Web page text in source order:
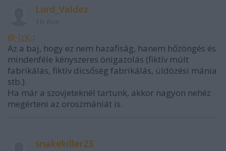
Lord_Valdez
@-JzK-:
Az a baj, hogy ez nem hazafiság, hanem hőzöngés és
mindenféle kényszeres önigazolás (fiktív múlt
fabrikálás, fiktív dicsőség fabrikálás, üldözési mánia
stb.).
Ha már a szovjeteknél tartunk, akkor nagyon nehéz
megérteni az oroszmániát is.
snakekiller23